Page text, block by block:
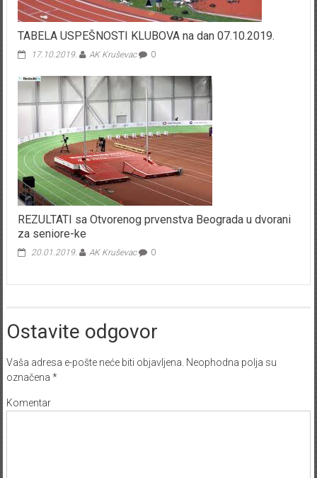
TABELA USPEŠNOSTI KLUBOVA na dan 07.10.2019.
17.10.2019. AK Kruševac 0
REZULTATI sa Otvorenog prvenstva Beograda u dvorani
za seniore-ke
20.01.2019. AK Kruševac 0
Ostavite odgovor
Vaša adresa e-pošte neće biti objavljena. Neophodna polja su
označena *
Komentar